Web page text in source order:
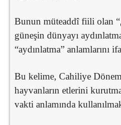
Bunun müteaddî fiili olan “تشريق” masdarı ise,
güneşin dünyayı
“aydınlatma” anlamlarını
Bu kelime, Cahiliye
hayvanların etlerini
vakti anlamında